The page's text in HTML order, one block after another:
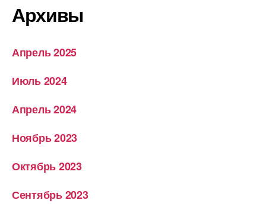
Архивы
Апрель 2025
Июль 2024
Апрель 2024
Ноябрь 2023
Октябрь 2023
Сентябрь 2023